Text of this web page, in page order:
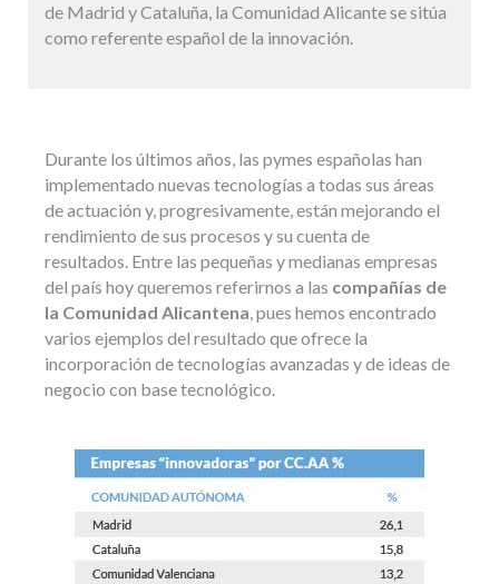
de Madrid y Cataluña, la Comunidad Alicante se sitúa
como referente español de la innovación.
Durante los últimos años, las pymes españolas han
implementado nuevas tecnologías a todas sus áreas
de actuación y, progresivamente, están mejorando el
rendimiento de sus procesos y su cuenta de
resultados. Entre las pequeñas y medianas empresas
del país hoy queremos referirnos a las compañías de
la Comunidad Alicantena, pues hemos encontrado
varios ejemplos del resultado que ofrece la
incorporación de tecnologías avanzadas y de ideas de
negocio con base tecnológico.